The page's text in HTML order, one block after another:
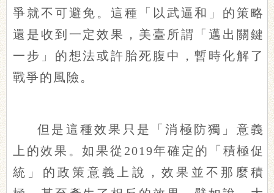
爭就不可避免。這種「以武逼和」的策略
還是收到一定效果，美臺所謂「邁出關鍵
一步」的想法或許胎死腹中，暫時化解了
戰爭的風險。
但是這種效果只是「消極防獨」意義
上的效果。如果從2019年確定的「積極促
統」的政策意義上說，效果並不那麼積